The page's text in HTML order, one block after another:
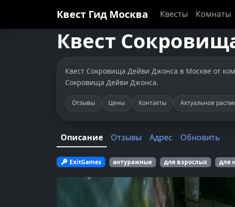
Квест Гид Москва Квесты Комнаты
Квест
Квест Сокровища Дейви Джонса в Москве от
Сокровища Дейви Джонса.
Отзывы Цены Контакты Актуальное
Описание Отзывы Адрес Обновить
ExitGames антуражные для взрослых для